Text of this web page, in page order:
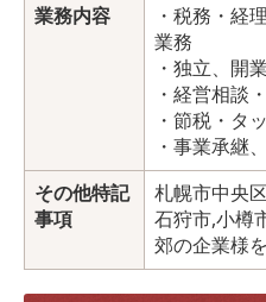
業務内容
・税務・経
業務
・独立、開
・経営相談
・節税・タ
・事業承継
その他特記
事項
札幌市中央
石狩市,小樽
郊の企業様